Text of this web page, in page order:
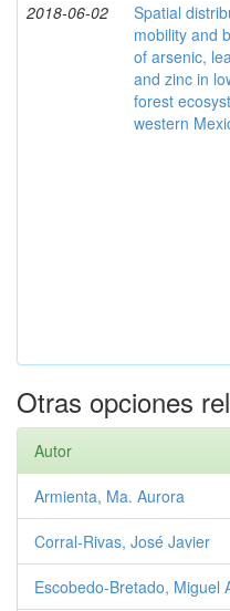
2018-06-02
Spatial
mobility and
of arsenic,
and zinc in
forest
western
Otras opciones
Autor
Armienta, Ma. Aurora
Corral-Rivas, José Javier
Escobedo-Bretado, Miguel